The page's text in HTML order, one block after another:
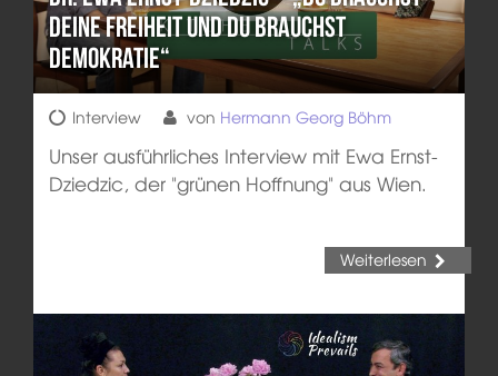
Deine Freiheit und du brauchst
Demokratie“
Interview von Hermann Georg Böhm
Unser ausführliches Interview mit Ewa Ernst-
Dziedzic, der "grünen Hoffnung" aus Wien.
Weiterlesen